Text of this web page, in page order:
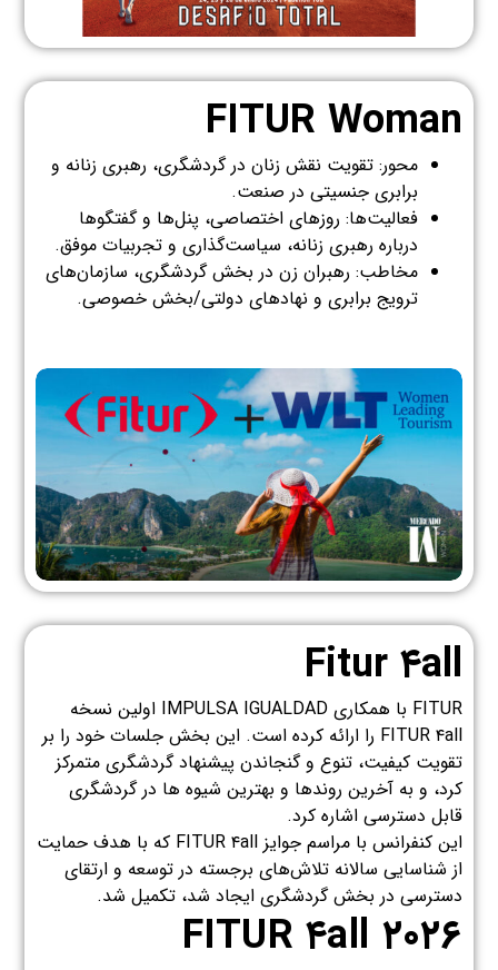
FITUR Woman
محور: تقویت نقش زنان در گردشگری، رهبری زنانه و
برابری جنسیتی در صنعت.
فعالیت‌ها: روزهای اختصاصی، پنل‌ها و گفتگوها
درباره رهبری زنانه، سیاست‌گذاری و تجربیات موفق.
مخاطب: رهبران زن در بخش گردشگری، سازمان‌های
ترویج برابری و نهادهای دولتی/بخش خصوصی.
Fitur ۴all
FITUR با همکاری IMPULSA IGUALDAD اولین نسخه
FITUR ۴all را ارائه کرده است. این بخش جلسات خود را بر
تقویت کیفیت، تنوع و گنجاندن پیشنهاد گردشگری متمرکز
کرد، و به آخرین روندها و بهترین شیوه ها در گردشگری
قابل دسترسی اشاره کرد.
این کنفرانس با مراسم جوایز FITUR ۴all که با هدف حمایت
از شناسایی سالانه تلاش‌های برجسته در توسعه و ارتقای
دسترسی در بخش گردشگری ایجاد شد، تکمیل شد.
FITUR ۴all ۲۰۲۶